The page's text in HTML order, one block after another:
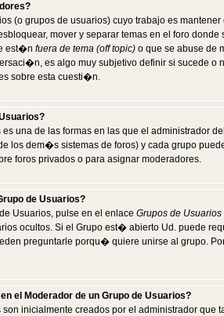
(o grupos de usuarios) cuyo trabajo es
mover y separar temas en el foro
est�n fuera de tema (off topic) o que se abuse de
es algo muy subjetivo definir si sucede
sobre esta cuesti�n.
es una de las formas en las que el administrador
los dem�s sistemas de foros) y cada grupo
foros privados o para asignar moderadores.
de Usuarios?
Usuarios, pulse en el enlace Grupos de Usuarios
ocultos. Si el Grupo est� abierto Ud. puede
preguntarle porqu� quiere unirse al grupo.
el Moderador de un Grupo de Usuarios?
son inicialmente creados por el administrador